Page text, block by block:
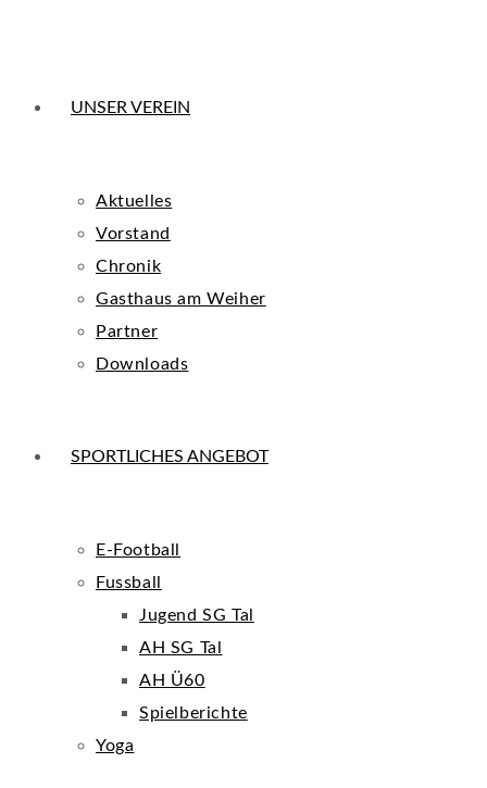
UNSER VEREIN
Aktuelles
Vorstand
Chronik
Gasthaus am Weiher
Partner
Downloads
SPORTLICHES ANGEBOT
E-Football
Fussball
Jugend SG Tal
AH SG Tal
AH Ü60
Spielberichte
Yoga